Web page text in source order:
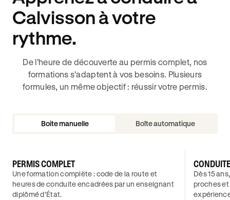
Calvisson à votre
rythme.
De l’heure de découverte au permis complet, nos
formations s'adaptent à vos besoins. Plusieurs
formules, un même objectif : réussir votre permis.
Boite manuelle Boîte automatique
PERMIS COMPLET
Une formation complète : code de la route et
heures de conduite encadrées par un enseignant
diplômé d’État.
Dès 15
proches